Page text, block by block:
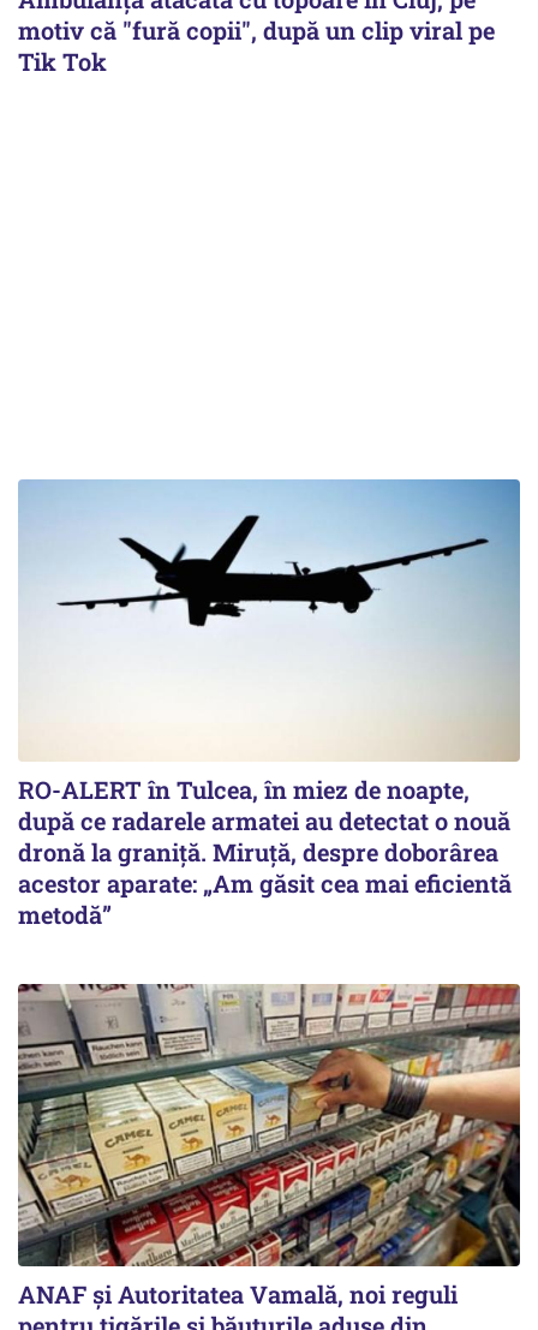
motiv că "fură copii", după un clip viral pe
Tik Tok
RO-ALERT în Tulcea, în miez de noapte,
după ce radarele armatei au detectat o nouă
dronă la graniță. Miruță, despre doborârea
acestor aparate: „Am găsit cea mai eficientă
metodă”
ANAF și Autoritatea Vamală, noi reguli